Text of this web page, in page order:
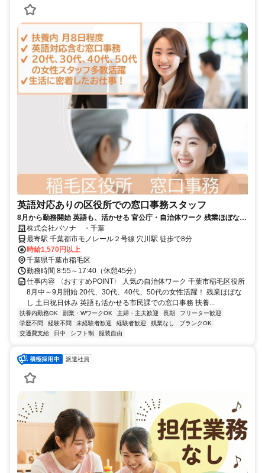
英語対応ありの区役所での窓口事務スタッフ
8月から勤務開始 英語も、活かせる 官公庁・自治体ワーク 残業ほぼなし
で扶養内勤務 月8日程度
株式会社パソナ ・千葉
最寄駅 千葉都市モノレール２号線 穴川駅 徒歩で8分
時給1,570円以上
千葉県千葉市稲毛区
勤務時間 8:55～17:40（休憩45分）
仕事内容 〈おすすめPOINT〉 人気の自治体ワーク 千葉市稲毛区役所
8月中～9月開始 20代、30代、40代、50代の女性活躍！ 残業ほぼな
し 土日祝日休み 英語も活かせる市民課での窓口事務 扶養...
扶養内勤務OK 副業・WワークOK 主婦・主夫歓迎 長期
フリーター歓迎
学歴不問
経験不問 未経験者歓迎 経験者歓迎 残業なし
ブランクOK
交通費支給
日中 シフト制 服装自由
派遣社員